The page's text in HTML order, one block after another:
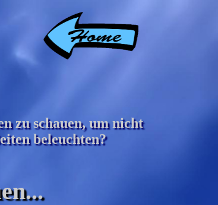
zu schauen, um nicht
beleuchten?